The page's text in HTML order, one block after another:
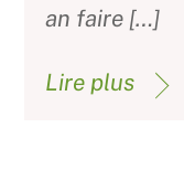
an faire […]
Lire plus